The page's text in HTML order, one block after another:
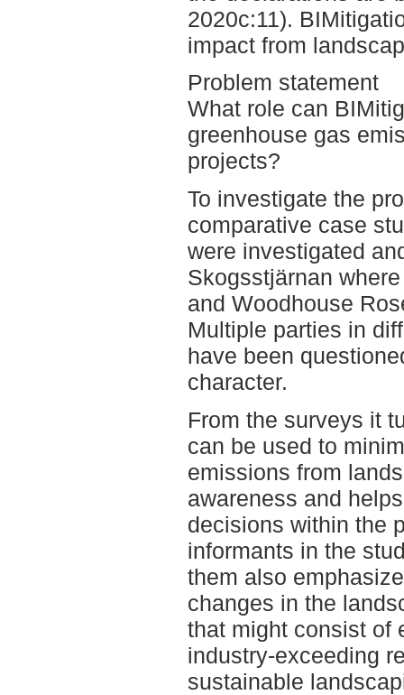
2020c:11).
impact from
Problem statement
What role can
greenhouse gas
projects?
To investigate the
comparative case
were investigated
Skogsstjärnan
and Woodhouse
Multiple parties in
have been
character.
From the surveys it
can be used to
emissions from
awareness and
decisions within the
informants in the
them also
changes in the
that might consist of
industry-exceeding
sustainable